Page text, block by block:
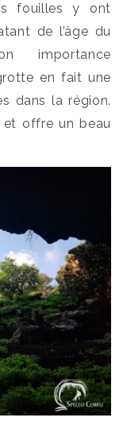
fouilles y ont
de l’âge du
importance
en fait une
dans la région.
offre un beau